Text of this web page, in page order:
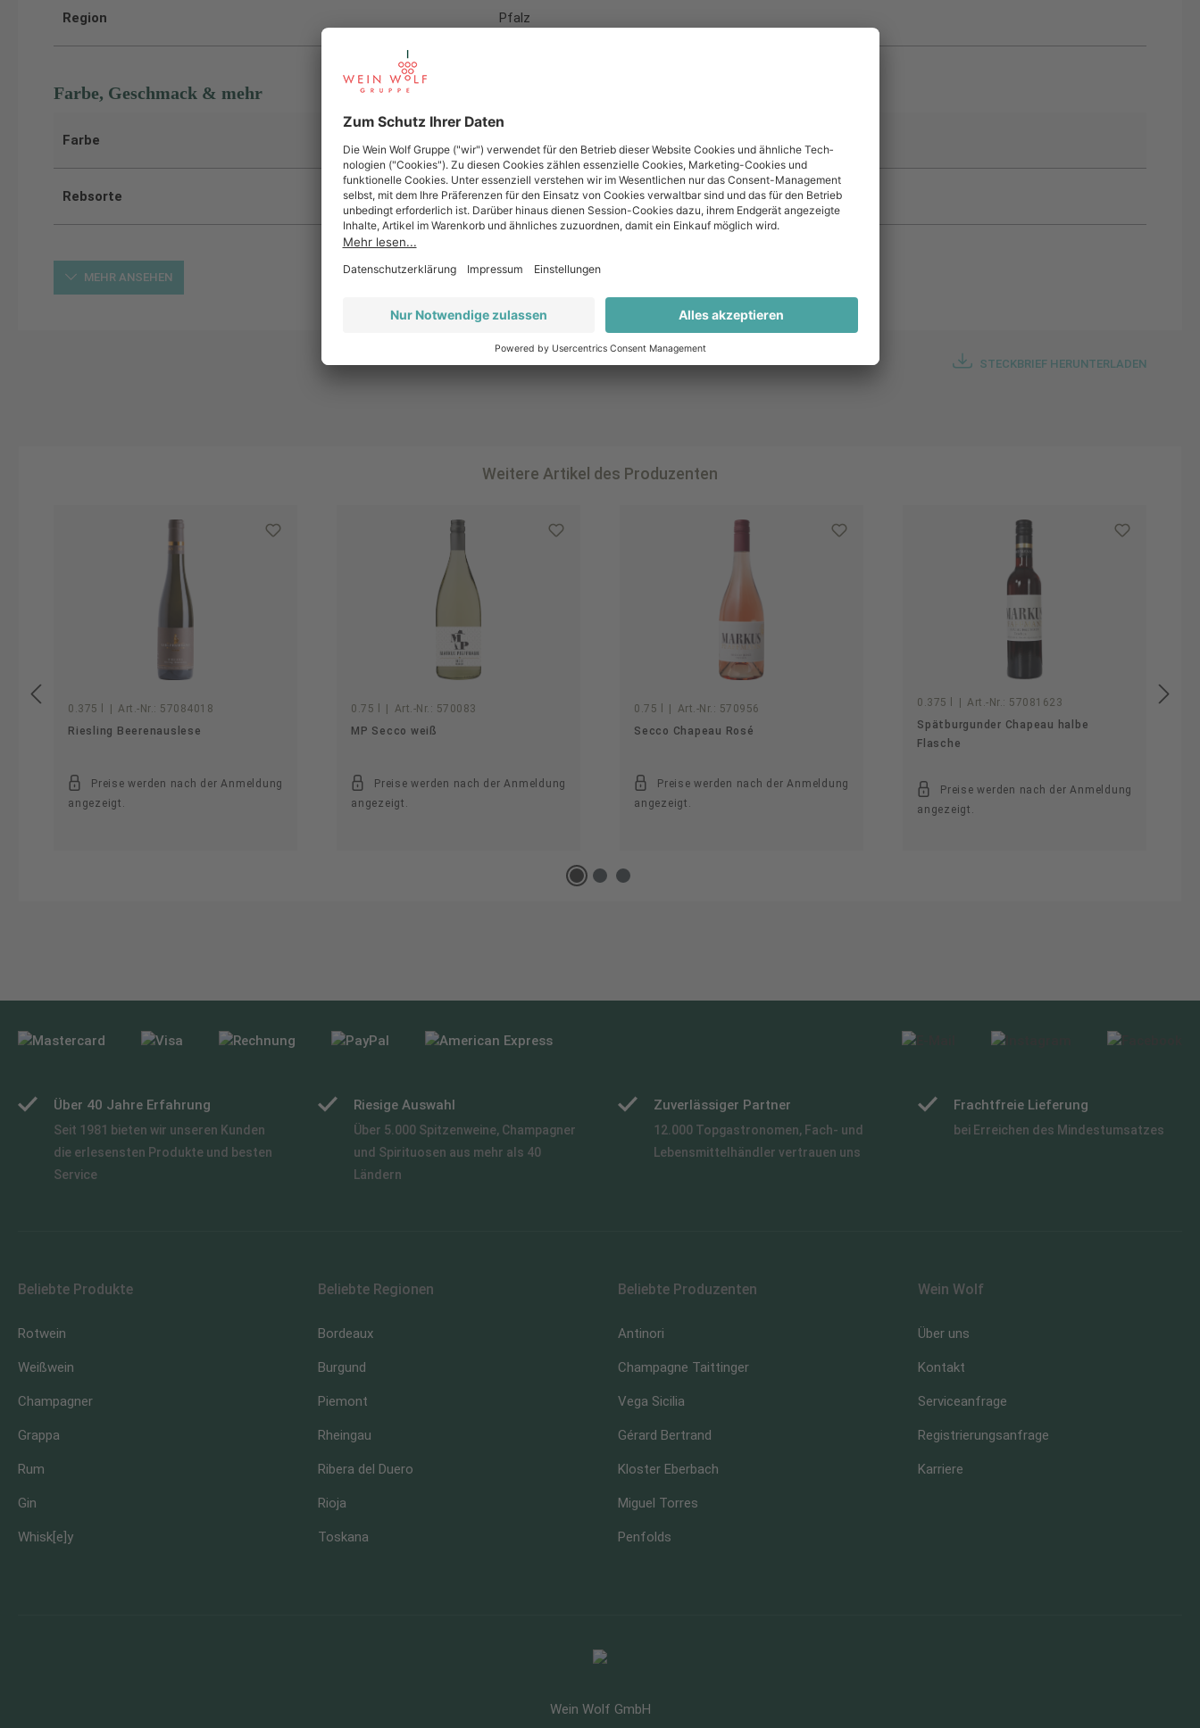
Region Pfalz
Farbe, Geschmack & mehr
Farbe
Rebsorte Grauburgunder
MEHR ANSEHEN
STECKBRIEF HERUNTERLADEN
Weitere Artikel des Produzenten
0.375 l Art.-Nr.: 57084018
Riesling Beerenauslese
Preise werden nach der Anmeldung
angezeigt.
0.75 l Art.-Nr.: 570083
MP Secco weiß
Preise werden nach der Anmeldung
angezeigt.
0.75 l Art.-Nr.: 570956
Secco Chapeau Rosé
Preise werden nach der Anmeldung
angezeigt.
0.375 l Art.-Nr.: 57081623
Spätburgunder Chapeau halbe
Flasche
Preise werden nach der Anmeldung
angezeigt.
Über 40 Jahre Erfahrung
Seit 1981 bieten wir unseren Kunden
die erlesensten Produkte und besten
Service
Riesige Auswahl
Über 5.000 Spitzenweine, Champagner
und Spirituosen aus mehr als 40
Ländern
Zuverlässiger Partner
12.000 Topgastronomen, Fach- und
Lebensmittelhändler vertrauen uns
Frachtfreie Lieferung
bei Erreichen des Mindestumsatzes
Beliebte Produkte
Rotwein
Weißwein
Champagner
Grappa
Rum
Gin
Whisk[e]y
Beliebte Regionen
Bordeaux
Burgund
Piemont
Rheingau
Ribera del Duero
Rioja
Toskana
Beliebte Produzenten
Antinori
Champagne Taittinger
Vega Sicilia
Gérard Bertrand
Kloster Eberbach
Miguel Torres
Penfolds
Wein Wolf
Über uns
Kontakt
Serviceanfrage
Registrierungsanfrage
Karriere
Wein Wolf GmbH